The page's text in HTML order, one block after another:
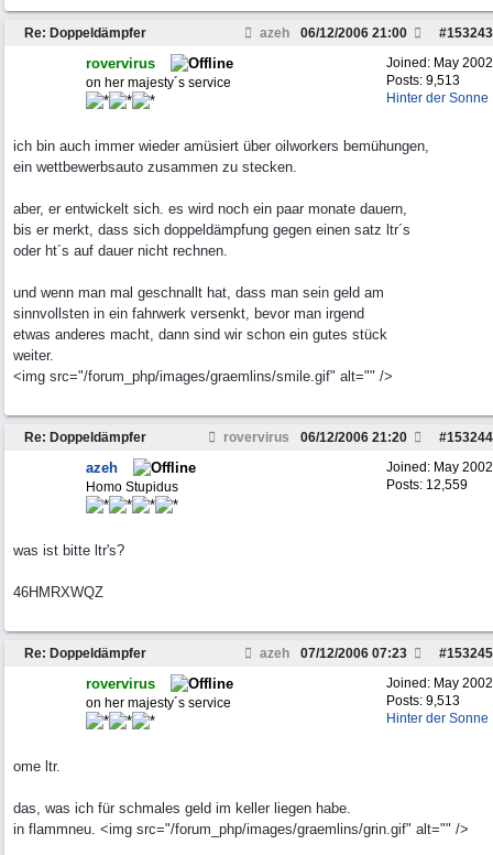
Re: Doppeldämpfer azeh #153243
06/12/2006 21:00
Joined: May 2002
Posts: 9,513
Hinter der Sonne
rovervirus
on her majesty´s service
ich bin auch immer wieder amüsiert über oilworkers bemühungen,
ein wettbewerbsauto zusammen zu stecken.
aber, er entwickelt sich. es wird noch ein paar monate dauern,
bis er merkt, dass sich doppeldämpfung gegen einen satz ltr´s
oder ht´s auf dauer nicht rechnen.
und wenn man mal geschnallt hat, dass man sein geld am
sinnvollsten in ein fahrwerk versenkt, bevor man irgend
etwas anderes macht, dann sind wir schon ein gutes stück
weiter.
<img src="/forum_php/images/graemlins/smile.gif" alt="" />
Re: Doppeldämpfer rovervirus #153244
06/12/2006 21:20
Joined: May 2002
Posts: 12,559
azeh
Homo Stupidus
was ist bitte ltr's?
46HMRXWQZ
Re: Doppeldämpfer azeh #153245
07/12/2006 07:23
Joined: May 2002
Posts: 9,513
Hinter der Sonne
rovervirus
on her majesty´s service
ome ltr.
das, was ich für schmales geld im keller liegen habe.
in flammneu. <img src="/forum_php/images/graemlins/grin.gif" alt="" />